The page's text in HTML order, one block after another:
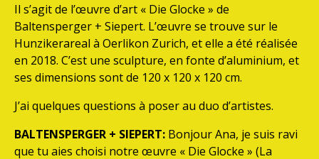
Il s’agit de l’œuvre d’art « Die Glocke » de
Baltensperger + Siepert. L’œuvre se trouve sur le
Hunzikerareal à Oerlikon Zurich, et elle a été réalisée
en 2018. C’est une sculpture, en fonte d’aluminium, et
ses dimensions sont de 120 x 120 x 120 cm.
J’ai quelques questions à poser au duo d’artistes.
BALTENSPERGER + SIEPERT: Bonjour Ana, je suis ravi
que tu aies choisi notre œuvre « Die Glocke » (La